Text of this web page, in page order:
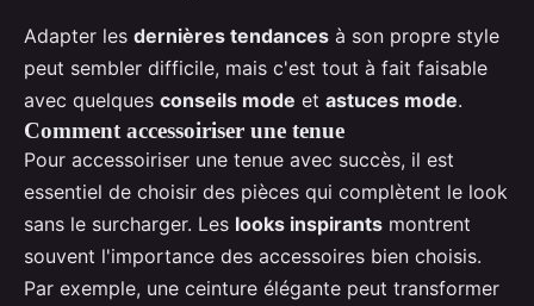
Adapter les dernières tendances à son propre style
peut sembler difficile, mais c'est tout à fait faisable
avec quelques conseils mode et astuces mode.
Comment accessoiriser une tenue
Pour accessoiriser une tenue avec succès, il est
essentiel de choisir des pièces qui complètent le look
sans le surcharger. Les looks inspirants montrent
souvent l'importance des accessoires bien choisis.
Par exemple, une ceinture élégante peut transformer